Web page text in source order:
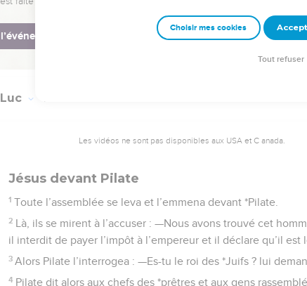
nous-mêmes de sa bouche.
La Bible Du Semeur Copyright © 1992, 1999 by Biblica, Inc.®
Luc
Les vidéos ne sont pas disponibles aux USA et C anada.
Jésus devant Pilate
1 Toute l’assemblée se leva et l’emmena devant *Pilate.
2 Là, ils se mirent à l’accuser : —Nous avons trouvé cet
il interdit de payer l’impôt à l’empereur et il déclare qu’il est
3 Alors Pilate l’interrogea : —Es-tu le roi des *Juifs ? lui
4 Pilate dit alors aux chefs des *prêtres et aux gens
Choisir mes cookies
Tout refuser